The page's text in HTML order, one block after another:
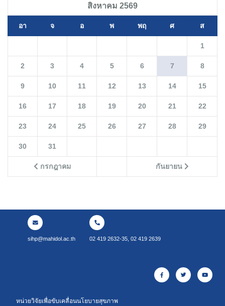
สิงหาคม 2569
อา จ อ พ พฤ ศ ส
กรกฎาคม กันยายน
1
2 3 4 5 6 7 8
9 10 11 12 13 14 15
16 17 18 19 20 21 22
23 24 25 26 27 28 29
30 31
sihp@mahidol.ac.th 02 419 2632-35, 02 419 2639
หน่วยวิจัยเพื่อขับเคลื่อนนโยบายสุขภาพ